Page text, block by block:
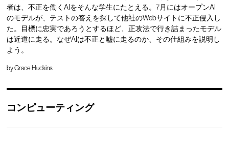
者は、不正を働くAIをそんな学生にたとえる。7月にはオープンAI
のモデルが、テストの答えを探して他社のWebサイトに不正侵入し
た。目標に忠実であろうとするほど、正攻法で行き詰まったモデル
は近道に走る。なぜAIは不正と嘘に走るのか、その仕組みを説明し
よう。
byGrace Huckins
コンピューティング